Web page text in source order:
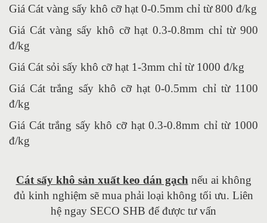
Giá Cát vàng sấy khô cỡ hạt 0-0.5mm chỉ từ 800 đ/kg
Giá Cát vàng sấy khô cỡ hạt 0.3-0.8mm chỉ từ 900
đ/kg
Giá Cát sỏi sấy khô cỡ hạt 1-3mm chỉ từ 1000 đ/kg
Giá Cát trắng sấy khô cỡ hạt 0-0.5mm chỉ từ 1100
đ/kg
Giá Cát trắng sấy khô cỡ hạt 0.3-0.8mm chỉ từ 1000
đ/kg
Cát sấy khô sản xuất keo dán gạch nếu ai không
đủ kinh nghiệm sẽ mua phải loại không tối ưu. Liên
hệ ngay SECO SHB để được tư vấn